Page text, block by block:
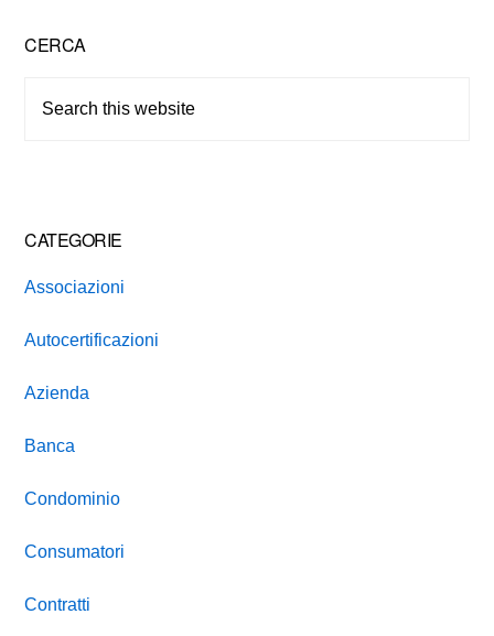
Primary
Sidebar
CERCA
CATEGORIE
Associazioni
Autocertificazioni
Azienda
Banca
Condominio
Consumatori
Contratti